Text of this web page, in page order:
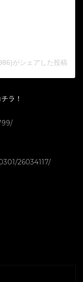
がシェアした投稿
ラ！
26034117/